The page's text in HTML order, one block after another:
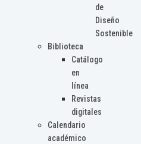
de
Diseño
Sostenible
Biblioteca
Catálogo
en
línea
Revistas
digitales
Calendario
académico